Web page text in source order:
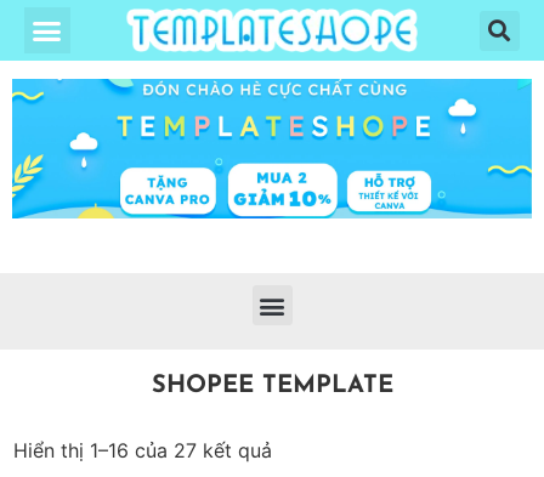
SHOPEE TEMPLATE
Hiển thị 1–16 của 27 kết quả